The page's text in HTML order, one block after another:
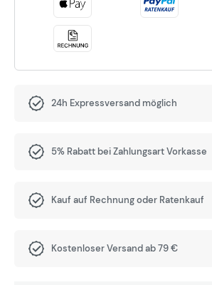
24h Expressversand möglich
5% Rabatt bei Zahlungsart Vorkasse
Kauf auf Rechnung oder Ratenkauf
Kostenloser Versand ab 79 €